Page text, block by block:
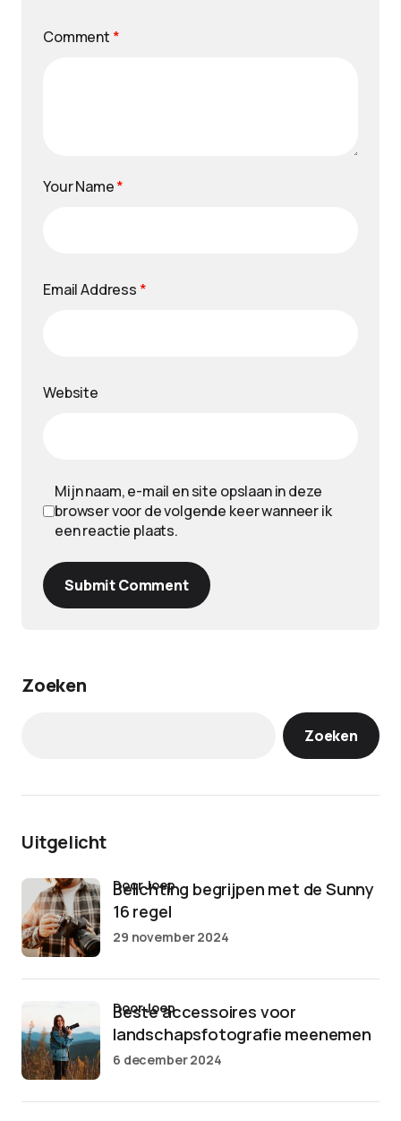
Comment *
Your Name*
Email Address *
Website
Mijn naam, e-mail en site opslaan in deze
browser voor de volgende keer wanneer ik
een reactie plaats.
Submit Comment
Zoeken
Zoeken
Uitgelicht
Belichting begrijpen met de Sunny
16 regel
door Joep
29 november 2024
Beste accessoires voor
landschapsfotografie meenemen
door Joep
6 december 2024